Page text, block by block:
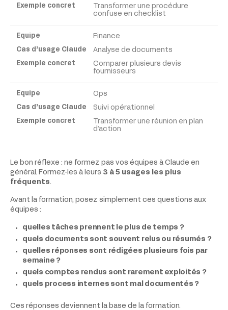
Transformer une procédure
confuse en checklist
Finance
Analyse de documents
Comparer plusieurs devis
fournisseurs
Ops
Suivi opérationnel
Transformer une réunion en plan
d’action
Le bon réflexe : ne formez pas vos équipes à Claude en
général. Formez-les à leurs 3 à 5 usages les plus
fréquents.
Avant la formation, posez simplement ces questions aux
équipes :
quelles tâches prennent le plus de temps ?
quels documents sont souvent relus ou résumés ?
quelles réponses sont rédigées plusieurs fois par
semaine ?
quels comptes rendus sont rarement exploités ?
quels process internes sont mal documentés ?
Ces réponses deviennent la base de la formation.